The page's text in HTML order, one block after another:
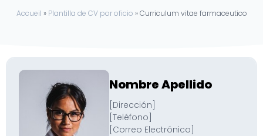
Accueil » Plantilla de CV por oficio »Curriculum vitae farmaceutico
Nombre Apellido
[Dirección]
[Teléfono]
[Correo Electrónico]